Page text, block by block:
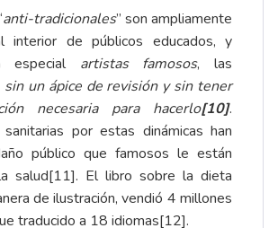
anti-tradicionales” son ampliamente
interior de públicos educados, y
especial artistas famosos, las
sin un ápice de revisión y sin tener
necesaria para hacerlo[10].
por estas dinámicas han
público que famosos le están
salud[11]. El libro sobre la dieta
de ilustración, vendió 4 millones
traducido a 18 idiomas[12].